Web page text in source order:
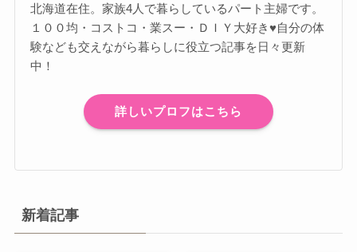
北海道在住。家族4人で暮らしているパート主婦です。
１００均・コストコ・業スー・ＤＩＹ大好き♥自分の体
験なども交えながら暮らしに役立つ記事を日々更新
中！
詳しいプロフはこちら
新着記事